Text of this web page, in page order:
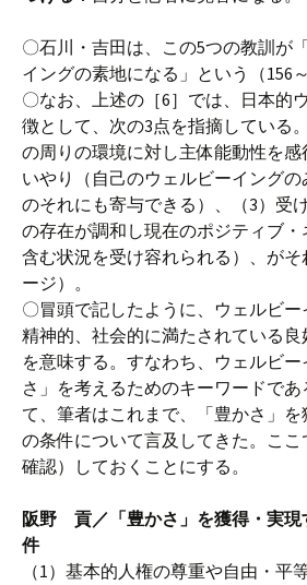
〇石川・吉田は、この5つの教訓が
イングの素地になる」という（156
〇なお、上述の［6］では、日本的
徴として、次の3点を指摘している
の周りの環境に対し主体能動性を
いやり（自己のウェルビーイング
のそれにも寄与できる）、（3）受
の存在が調和し現在のポジティブ
含む状況を受け容れられる）、がそ
ージ）。
〇冒頭で記したように、ウェルビー
精神的、社会的に満たされている良
を意味する。すなわち、ウェルビ
さ」を考えるためのキーワードで
て、筆者はこれまで、「豊かさ」
の条件について言及してきた。こ
確認）しておくことにする。
阪野 貢／「豊かさ」を獲得・実現
件
（1）基本的人権の尊重や自由・平